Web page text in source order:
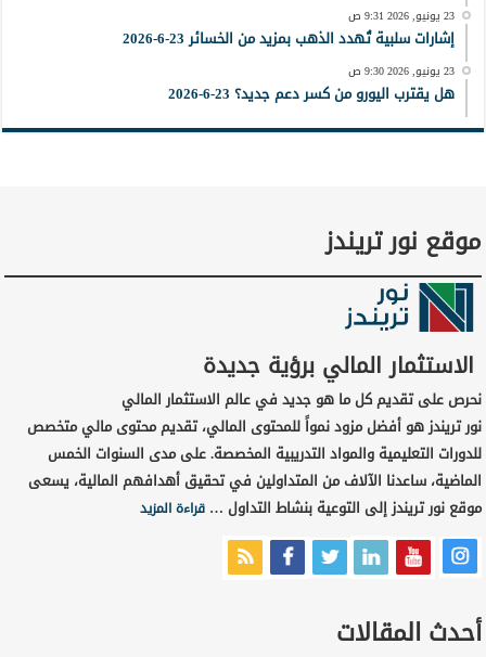
23 يونيو, 2026 9:31 ص
إشارات سلبية تُهدد الذهب بمزيد من الخسائر 23-6-2026
23 يونيو, 2026 9:30 ص
هل يقترب اليورو من كسر دعم جديد؟ 23-6-2026
موقع نور تريندز
الاستثمار المالي برؤية جديدة
نحرص على تقديم كل ما هو جديد في عالم الاستثمار المالي
نور تريندز هو أفضل مزود نمواً للمحتوى المالي، تقديم محتوى مالي متخصص
للدورات التعليمية والمواد التدريبية المخصصة. على مدى السنوات الخمس
الماضية، ساعدنا الآلاف من المتداولين في تحقيق أهدافهم المالية، يسعى
موقع نور تريندز إلى التوعية بنشاط التداول …قراءة المزيد
أحدث المقالات